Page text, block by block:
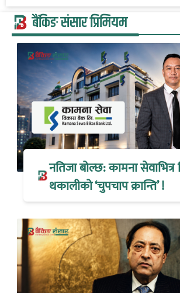
बैंकिङ संसार प्रिमियम
नतिजा बोल्छ: कामना
थकालीको ‘चुपचाप क्रान्ति’ !